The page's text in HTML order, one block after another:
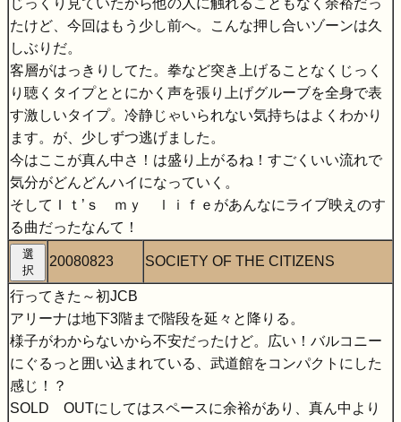
じっくり見ていたから他の人に触れることもなく余裕だっ
たけど、今回はもう少し前へ。こんな押し合いゾーンは久
しぶりだ。
客層がはっきりしてた。拳など突き上げることなくじっく
り聴くタイプととにかく声を張り上げグルーブを全身で表
す激しいタイプ。冷静じゃいられない気持ちはよくわかり
ます。が、少しずつ逃げました。
今はここが真ん中さ！は盛り上がるね！すごくいい流れで
気分がどんどんハイになっていく。
そしてＩｔ’ｓ ｍｙ ｌｉｆｅがあんなにライブ映えのす
る曲だったなんて！
選
択
20080823 SOCIETY OF THE CITIZENS
行ってきた～初JCB
アリーナは地下3階まで階段を延々と降りる。
様子がわからないから不安だったけど。広い！バルコニー
にぐるっと囲い込まれている、武道館をコンパクトにした
感じ！？
SOLD OUTにしてはスペースに余裕があり、真ん中より